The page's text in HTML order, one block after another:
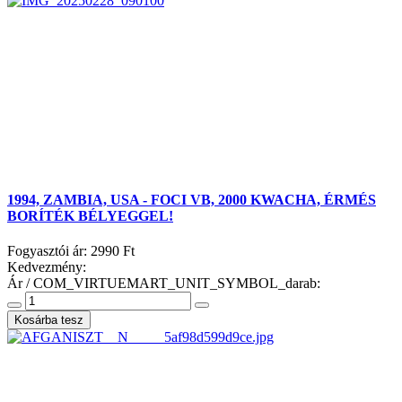
1994, ZAMBIA, USA - FOCI VB, 2000 KWACHA, ÉRMÉS
BORÍTÉK BÉLYEGGEL!
Fogyasztói ár: 2990 Ft
Kedvezmény:
Ár / COM_VIRTUEMART_UNIT_SYMBOL_darab: